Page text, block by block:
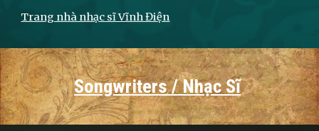
Trang nhà nhạc sĩ Vĩnh Điện
Songwriters / Nhạc Sĩ